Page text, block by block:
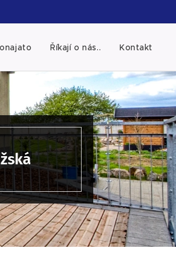
Říkají o nás.. Kontakt